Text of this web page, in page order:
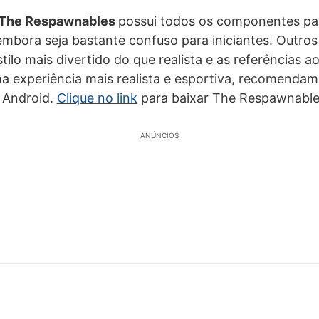
Respawnables possui todos os componentes
seja bastante confuso para iniciantes.
mais divertido do que realista e as referências
experiência mais realista e esportiva,
Clique no link para baixar The
ANÚNCIOS